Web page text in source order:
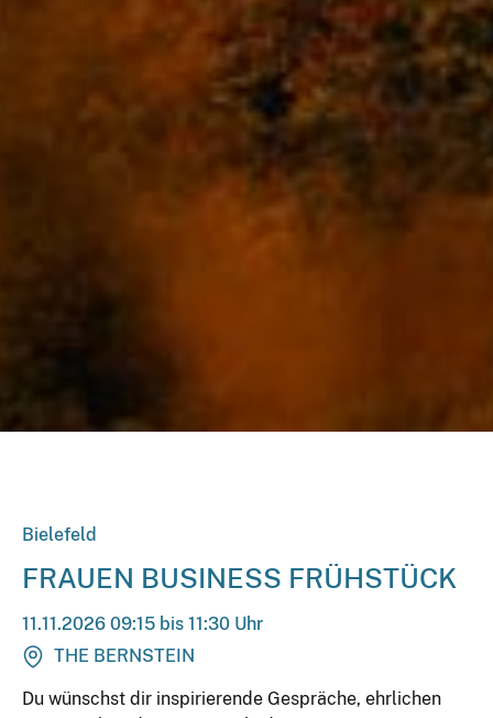
Bielefeld
FRAUEN BUSINESS FRÜHSTÜCK
11.11.2026 09:15 bis 11:30 Uhr
THE BERNSTEIN
Du wünschst dir inspirierende Gespräche, ehrlichen